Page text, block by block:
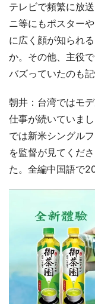
テレビで頻繁に放
ニ等にもポスター
に広く顔が知られ
か。その他、主役
バズっていたのも記
朝井：台湾ではモ
仕事が続いていま
では新米シングル
を監督が見てくだ
た。全編中国語で